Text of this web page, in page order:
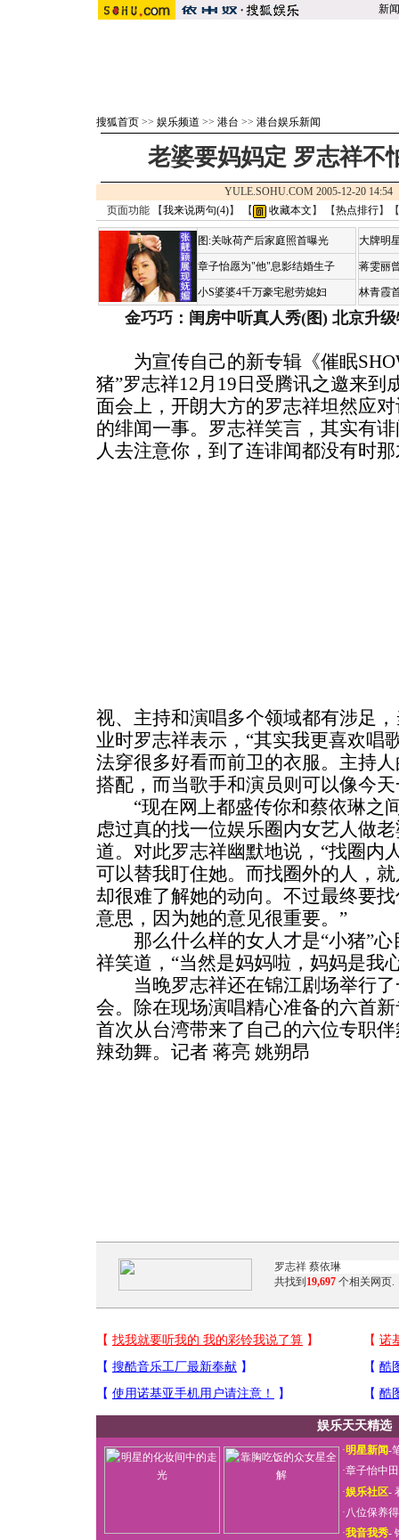
新闻
搜狐首页 >> 娱乐频道 >> 港台 >> 港台娱乐新闻
老婆要妈妈定 罗志祥不
YULE.SOHU.COM 2005-12-20
页面功能 【我来说两句(4)】 【 收藏本文 】 【热点排行】【
图:关咏荷产后家庭照首曝光
章子怡愿为"他"息影结婚生子
小S婆婆4千万豪宅慰劳媳妇
大牌明
蒋雯丽
林青霞
金巧巧：闺房中听真人秀(图) 北京升
为宣传自己的新专辑《催眠
猪”罗志祥12月19日受腾讯之邀来到
面会上，开朗大方的罗志祥坦然应
的绯闻一事。罗志祥笑言，其实有
人去注意你，到了连诽闻都没有时
视、主持和演唱多个领域都有涉足
业时罗志祥表示，“其实我更喜欢唱
法穿很多好看而前卫的衣服。主持
搭配，而当歌手和演员则可以像今
“现在网上都盛传你和蔡依琳之
虑过真的找一位娱乐圈内女艺人做
道。对此罗志祥幽默地说，“找圈内
可以替我盯住她。而找圈外的人，
却很难了解她的动向。不过最终要
意思，因为她的意见很重要。”
那么什么样的女人才是“小猪”心
祥笑道，“当然是妈妈啦，妈妈是我
当晚罗志祥还在锦江剧场举行了
会。除在现场演唱精心准备的六首
首次从台湾带来了自己的六位专职
辣劲舞。记者 蒋亮 姚朔昂
共找到 19,697 个相关网页.
娱乐天天精选
·明星新闻-
·章子怡中
·娱乐社区-
·八位保养
·我音我秀-